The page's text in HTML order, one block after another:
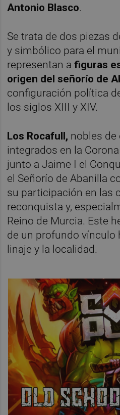
Antonio Blasco.
Se trata de dos piezas
y simbólico para el
representan afiguras
origen del señorío de
configuración política
los siglos XIII y XIV.
Los Rocafull, nobles de
integrados en la
junto a Jaime I el
el Señorío de Abanilla
su participación en las
reconquista y,
Reino de Murcia. Este
de un profundo vínculo
linaje y la localidad.